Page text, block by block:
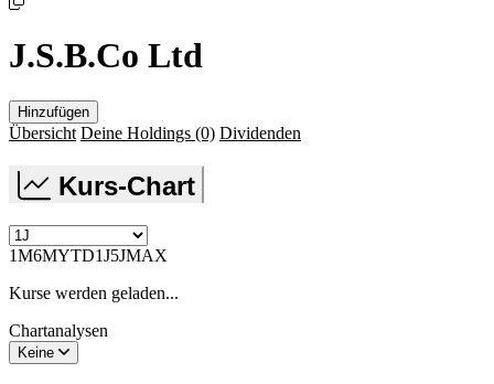
J.S.B.Co Ltd
Hinzufügen
Übersicht Deine Holdings (0) Dividenden
Kurs-Chart
1M6MYTD1J5JMAX
Kurse werden geladen...
Chartanalysen
Keine